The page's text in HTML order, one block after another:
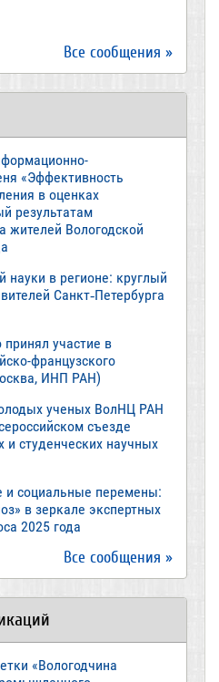
Все сообщения »
«Эффективность
в оценках
результатам
жителей Вологодской
науки в регионе: круглый
Санкт‑Петербурга
участие в
французского
ИНП РАН)
ученых ВолНЦ РАН
съезде
студенческих научных
и социальные перемены:
в зеркале экспертных
2025 года
Все сообщения »
«Вологодчина